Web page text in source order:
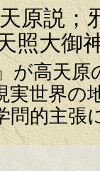
原説；
照大御
が高天原
実世界の
問的主張